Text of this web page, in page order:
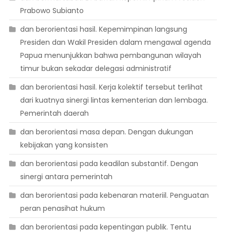
Prabowo Subianto
dan berorientasi hasil. Kepemimpinan langsung
Presiden dan Wakil Presiden dalam mengawal agenda
Papua menunjukkan bahwa pembangunan wilayah
timur bukan sekadar delegasi administratif
dan berorientasi hasil. Kerja kolektif tersebut terlihat
dari kuatnya sinergi lintas kementerian dan lembaga.
Pemerintah daerah
dan berorientasi masa depan. Dengan dukungan
kebijakan yang konsisten
dan berorientasi pada keadilan substantif. Dengan
sinergi antara pemerintah
dan berorientasi pada kebenaran materiil. Penguatan
peran penasihat hukum
dan berorientasi pada kepentingan publik. Tentu